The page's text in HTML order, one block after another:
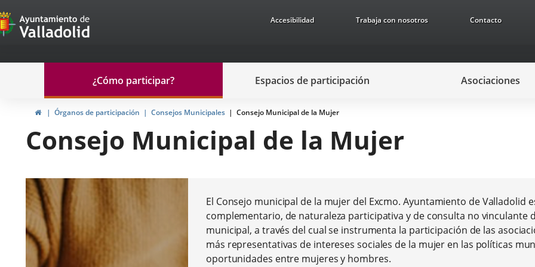
Portal
de
Participación
Accesibilidad Trabaja con nosotros Contacto
navegación
Participación
¿Cómo participar? Espacios de participación Asociaciones
HomeÓrganos de participación Consejos Municipales Consejo Municipal de la Mujer
Consejo Municipal de la Mujer
El Consejo municipal de la mujer del Excmo. Ayuntamiento de Valladolid
complementario, de naturaleza participativa y de consulta no vinculante
municipal, a través del cual se instrumenta la participación de las
más representativas de intereses sociales de la mujer en las políticas
oportunidades entre mujeres y hombres.